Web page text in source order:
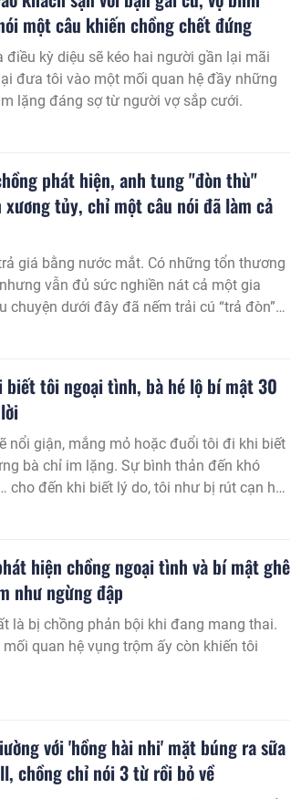
một câu khiến chồng chết đứng
kỳ diệu sẽ kéo hai người gần lại mãi
đưa tôi vào một mối quan hệ đầy những
lặng đáng sợ từ người vợ sắp cưới.
phát hiện, anh tung "đòn thù"
tủy, chỉ một câu nói đã làm cả
giá bằng nước mắt. Có những tổn thương
vẫn đủ sức nghiền nát cả một gia
chuyện dưới đây đã nếm trải cú “trả đòn”
phản bội, một cú đánh không ồn ào,
biết tôi ngoại tình, bà hé lộ bí mật 30
nổi giận, mắng mỏ hoặc đuổi tôi đi khi biết
bà chỉ im lặng. Sự bình thản đến khó
cho đến khi biết lý do, tôi như bị rút cạn hơi
hiện chồng ngoại tình và bí mật ghê
như ngừng đập
là bị chồng phản bội khi đang mang thai.
quan hệ vụng trộm ấy còn khiến tôi
với 'hồng hài nhi' mặt búng ra sữa
chồng chỉ nói 3 từ rồi bỏ về